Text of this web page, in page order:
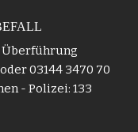
Überführung
03144 3470 70
- Polizei: 133